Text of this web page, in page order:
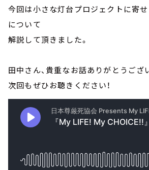
今回は小さな灯台プロジェクトに寄
について
解説して頂きました。
田中さん、貴重なお話ありがとうござ
次回もぜひお聴きください！